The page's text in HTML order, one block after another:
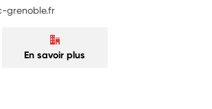
grenoble.fr
En savoir plus